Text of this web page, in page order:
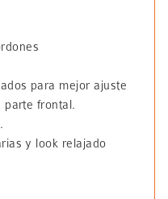
para mejor ajuste
parte frontal.
y look relajado